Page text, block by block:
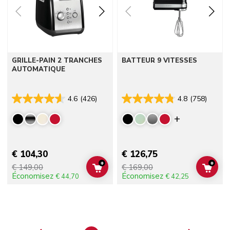
GRILLE-PAIN 2 TRANCHES
AUTOMATIQUE
4.6 (426)
€ 104,30
€ 149,00
Économisez € 44,70
ADD TO CART
+
BATTEUR 9 VITESSES
4.8 (758)
Display
€ 126,75
€ 169,00
Économisez € 42,25
ADD
+